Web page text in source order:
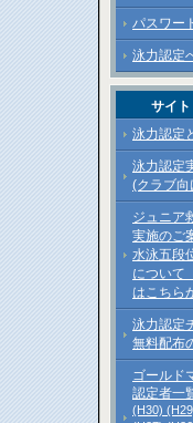
パスワー
泳力認定
サイ
泳力認定
泳力認定
(クラブ向
ジュニア
実施のご
水泳五段
について
はこちら
泳力認定
無料配布
ゴールド
認定者一
(H30)